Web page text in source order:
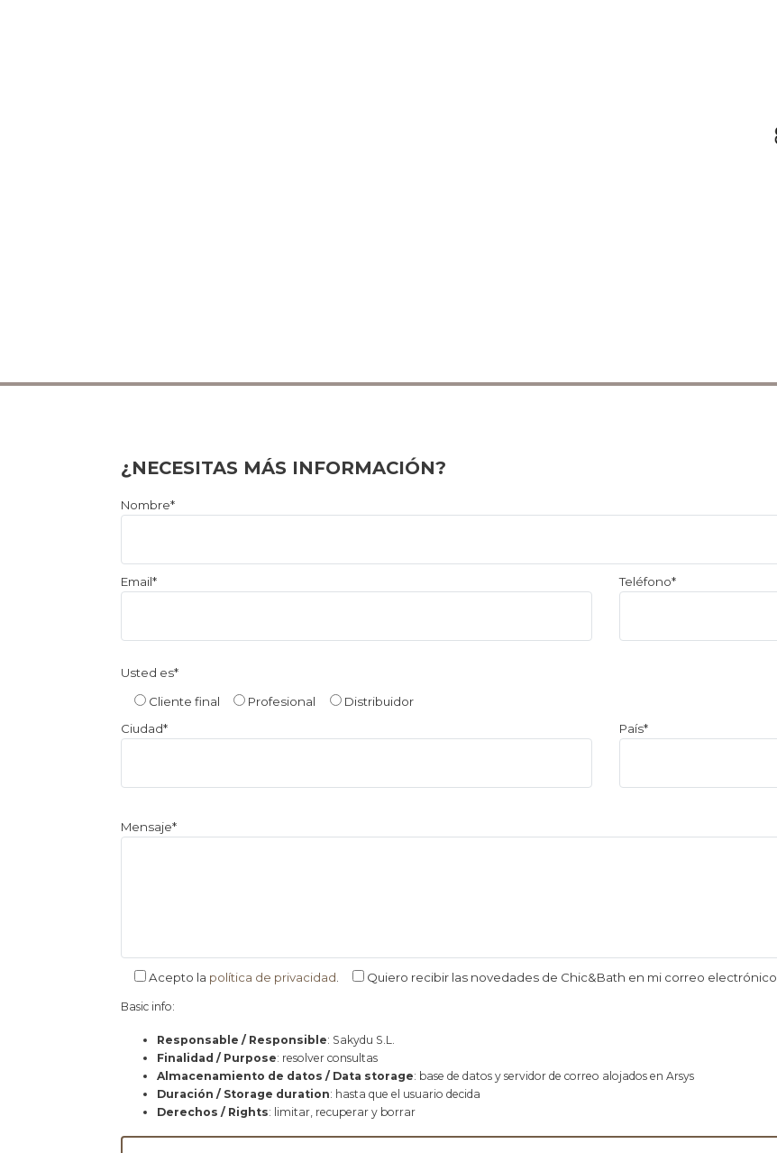
¿NECESITAS MÁS INFORMACIÓN?
Por
este
campo
Nombre*
Email* Teléfono*
Usted es*
Cliente final
Profesional
Distribuidor
Ciudad*
País*
Mensaje*
Acepto la política de privacidad Quiero recibir las novedades de Chic&Bath en mi correo electrónico
Basic info:
Responsable / Responsible: Sakydu S.L.
Finalidad / Purpose: resolver consultas
Almacenamiento de datos / Data storage: base de datos y servidor de correo alojados en Arsys
Duración / Storage duration: hasta que el usuario decida
Derechos / Rights: limitar, recuperar y borrar